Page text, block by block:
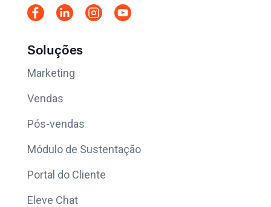
Soluções
Marketing
Vendas
Pós-vendas
Módulo de Sustentação
Portal do Cliente
Eleve Chat